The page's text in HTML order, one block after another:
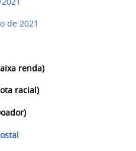
de 2021
renda)
racial)